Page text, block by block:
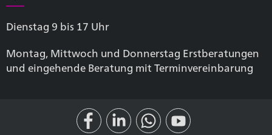
Dienstag 9 bis 17 Uhr
Montag, Mittwoch und Donnerstag Erstberatungen
und eingehende Beratung mit Terminvereinbarung